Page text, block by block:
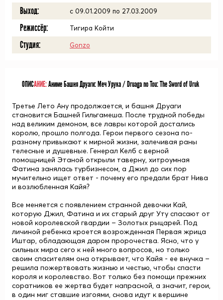
Выход: c 09.01.2009 по 27.03.2009
Режиссёр: Тигира Койти
Студия: Gonzo
ОПИСАНИЕ:Аниме Башня Друаги: Меч Урука / Druaga no Tou: The Sword of Uruk
Третье Лето Ану продолжается, и башня Друаги
становится Башней Гильгамеша. После трудной победы
над великим демоном, все лавры которой достались
королю, прошло полгода. Герои первого сезона по-
разному привыкают к мирной жизни, залечивая раны
телесные и душевные. Генерал Келб с верной
помощницей Этаной открыли таверну, хитроумная
Фатина занялась турбизнесом, а Джил до сих пор
мучительно ищет ответ - почему его предали брат Нива
и возлюбленная Кайя?
Все меняется с появлением странной девочки Кай,
которую Джил, Фатина и их старый друг Уту спасают от
новой королевской гвардии – Золотых рыцарей. Под
личиной ребенка кроется возрожденная Первая жрица
Иштар, обладающая даром пророчества. Ясно, что у
сильных мира сего к ней много вопросов, но только
своим спасителям она открывает, что Кайя - ее внучка –
решила пожертвовать жизнью и честью, чтобы спасти
короля и королевство. Вот только без помощи прежних
соратников ее жертва будет напрасной, а значит, герои,
в один миг ставшие изгоями, снова идут к вершине